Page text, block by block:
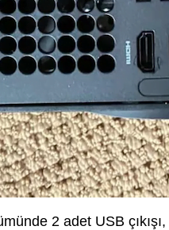
2 adet USB